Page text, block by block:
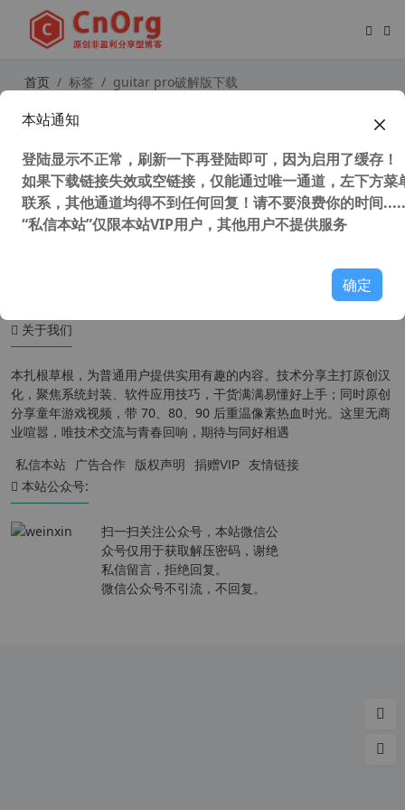
首页 标签 guitar pro破解版下载
Guitar Pro v8.0.2 Build 24 吉他编曲
关于我们
本扎根草根，为普通用户提供实用有趣的内容。技术分享主打原创汉
化，聚焦系统封装、软件应用技巧，干货满满易懂好上手；同时原创
分享童年游戏视频，带 70、80、90 后重温像素热血时光。这里无商
业喧嚣，唯技术交流与青春回响，期待与同好相遇
私信本站 广告合作 版权声明 捐赠VIP 友情链接
本站公众号:
扫一扫关注公众号，本站微信公
众号仅用于获取解压密码，谢绝
私信留言，拒绝回复。
微信公众号不引流，不回复。
本站通知
登陆显示不正常，刷新一下再登陆即可，因为启用了缓存！
如果下载链接失效或空链接，仅能通过唯一通道，左下方菜
联系，其他通道均得不到任何回复！请不要浪费你的时间
“私信本站”仅限本站VIP用户，其他用户不提供服务
确定